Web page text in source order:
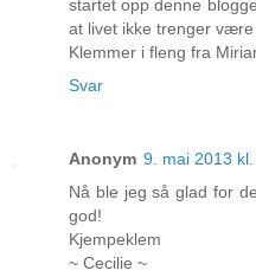
startet opp denne
at livet ikke trenger
Klemmer i fleng fra
Svar
Anonym 9. mai 2013
Nå ble jeg så glad for
god!
Kjempeklem
~ Cecilie ~